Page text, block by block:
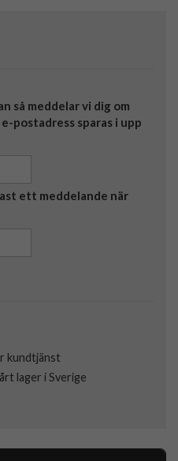
så meddelar vi dig om
postadress sparas i upp
ett meddelande när
kundtjänst
lager i Sverige